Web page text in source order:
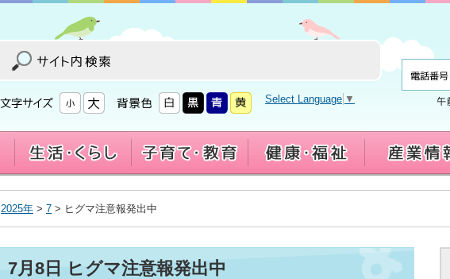
Select Language ▼
2025年 > 7 > ヒグマ注意報発出中
7月8日 ヒグマ注意報発出中